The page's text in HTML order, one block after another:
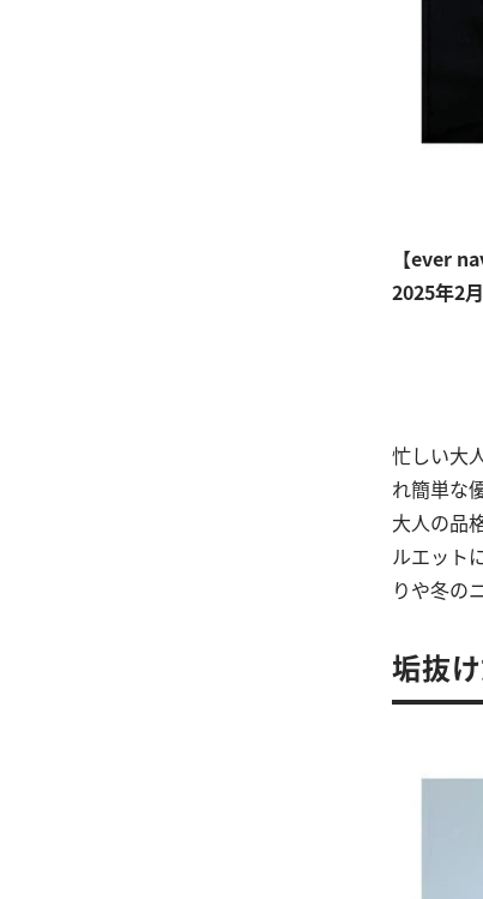
【ever
2025年2
忙しい大
れ簡単な
大人の品
ルエット
りや冬の
垢抜